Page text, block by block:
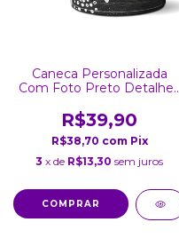
Caneca Personalizada
Com Foto Preto Detalhes
R$39,90
R$38,70 com Pix
3 x de R$13,30 sem juros
COMPRAR